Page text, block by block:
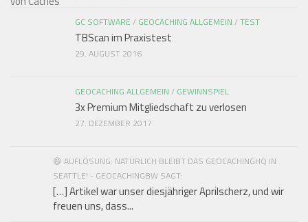
GC SOFTWARE / GEOCACHING ALLGEMEIN /TEST
TBScan im Praxistest
29. AUGUST 2016
GEOCACHING ALLGEMEIN / GEWINNSPIEL
3x Premium Mitgliedschaft zu verlosen
27. DEZEMBER 2017
😄 AUFLÖSUNG: NATÜRLICH BLEIBT DAS GEOCACHINGHQ IN
SEATTLE! - GEOCACHINGBW SAGT:
[…] Artikel war unser diesjähriger Aprilscherz, und wir
freuen uns, dass...